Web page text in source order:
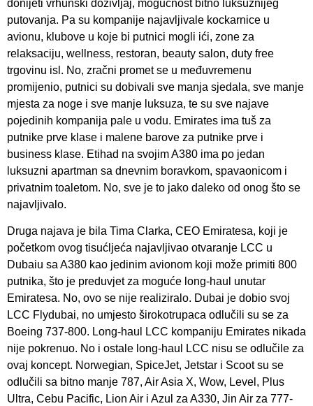
donijeti vrhunski doživljaj, mogućnost bitno luksuznijeg
putovanja. Pa su kompanije najavljivale kockarnice u
avionu, klubove u koje bi putnici mogli ići, zone za
relaksaciju, wellness, restoran, beauty salon, duty free
trgovinu isl. No, zračni promet se u međuvremenu
promijenio, putnici su dobivali sve manja sjedala, sve manje
mjesta za noge i sve manje luksuza, te su sve najave
pojedinih kompanija pale u vodu. Emirates ima tuš za
putnike prve klase i malene barove za putnike prve i
business klase. Etihad na svojim A380 ima po jedan
luksuzni apartman sa dnevnim boravkom, spavaonicom i
privatnim toaletom. No, sve je to jako daleko od onog što se
najavljivalo.
Druga najava je bila Tima Clarka, CEO Emiratesa, koji je
početkom ovog tisućljeća najavljivao otvaranje LCC u
Dubaiu sa A380 kao jedinim avionom koji može primiti 800
putnika, što je preduvjet za moguće long-haul unutar
Emiratesa. No, ovo se nije realiziralo. Dubai je dobio svoj
LCC Flydubai, no umjesto širokotrupaca odlučili su se za
Boeing 737-800. Long-haul LCC kompaniju Emirates nikada
nije pokrenuo. No i ostale long-haul LCC nisu se odlučile za
ovaj koncept. Norwegian, SpiceJet, Jetstar i Scoot su se
odlučili sa bitno manje 787, Air Asia X, Wow, Level, Plus
Ultra, Cebu Pacific, Lion Air i Azul za A330, Jin Air za 777-